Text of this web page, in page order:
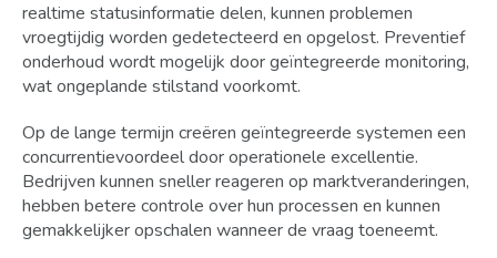
realtime statusinformatie delen, kunnen problemen
vroegtijdig worden gedetecteerd en opgelost. Preventief
onderhoud wordt mogelijk door geïntegreerde monitoring,
wat ongeplande stilstand voorkomt.
Op de lange termijn creëren geïntegreerde systemen een
concurrentievoordeel door operationele excellentie.
Bedrijven kunnen sneller reageren op marktveranderingen,
hebben betere controle over hun processen en kunnen
gemakkelijker opschalen wanneer de vraag toeneemt.